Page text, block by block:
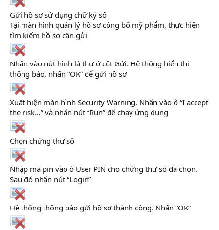
Gửi hồ sơ sử dụng chữ ký số
Tại màn hình quản lý hồ sơ công bố mỹ phẩm, thực hiện
tìm kiếm hồ sơ cần gửi
Nhấn vào nút hình lá thư ở cột Gửi. Hệ thống hiển thị
thông báo, nhấn “OK” để gửi hồ sơ
Xuất hiện màn hình Security Warning. Nhấn vào ô “I accept
the risk…” và nhấn nút “Run” để chạy ứng dụng
Chọn chứng thư số
Nhập mã pin vào ô User PIN cho chứng thư số đã chọn.
Sau đó nhấn nút “Login”
Hệ thống thông báo gửi hồ sơ thành công. Nhấn “OK”